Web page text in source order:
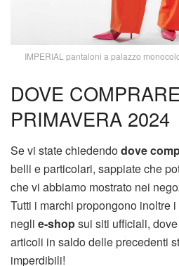
IMPERIAL pantaloni a palazzo
DOVE
PRIMAVERA 2024
Se vi state chiedendodove
belli e particolari, sappiate che
che vi abbiamo mostrato nei
Tutti i marchi propongono inoltre i
negli e-shopsui siti ufficiali,
articoli in saldo delle precedenti
imperdibili!